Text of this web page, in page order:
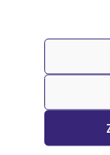
Dołącz do
Otrzymuj